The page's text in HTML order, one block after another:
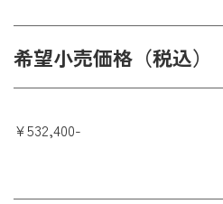
希望小売価格（税込）
¥532,400-